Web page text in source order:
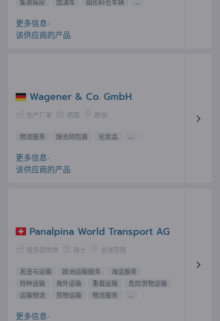
集装箱房 加油车 圆形料仓车辆 ...
更多信息-
该供应商的产品
Wagener & Co. GmbH
生产厂家 德国 欧洲
物流服务 按合同包装 化妆品 ...
更多信息-
该供应商的产品
Panalpina World Transport AG
服务提供商 瑞士 全球范围
发送与运输 欧洲运输服务
海运服务
特种运输
海外运输 重载运输
危险货物运输
运输物流
货物运输 物流服务 ...
更多信息-